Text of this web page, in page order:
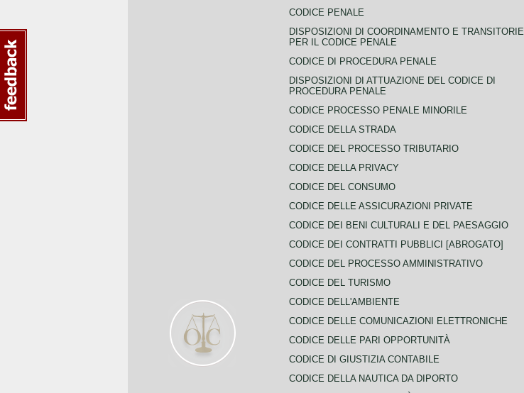
CODICE PENALE
DISPOSIZIONI DI COORDINAMENTO E TRANSITORIE
PER IL CODICE PENALE
CODICE DI PROCEDURA PENALE
DISPOSIZIONI DI ATTUAZIONE DEL CODICE DI
PROCEDURA PENALE
CODICE PROCESSO PENALE MINORILE
CODICE DELLA STRADA
CODICE DEL PROCESSO TRIBUTARIO
CODICE DELLA PRIVACY
CODICE DEL CONSUMO
CODICE DELLE ASSICURAZIONI PRIVATE
CODICE DEI BENI CULTURALI E DEL PAESAGGIO
CODICE DEI CONTRATTI PUBBLICI [ABROGATO]
CODICE DEL PROCESSO AMMINISTRATIVO
CODICE DEL TURISMO
CODICE DELL'AMBIENTE
CODICE DELLE COMUNICAZIONI ELETTRONICHE
CODICE DELLE PARI OPPORTUNITÀ
CODICE DI GIUSTIZIA CONTABILE
CODICE DELLA NAUTICA DA DIPORTO